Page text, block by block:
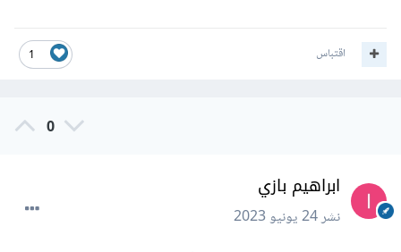
1 اقتباس
0
ابراهيم بازي
نشر24 يونيو 2023